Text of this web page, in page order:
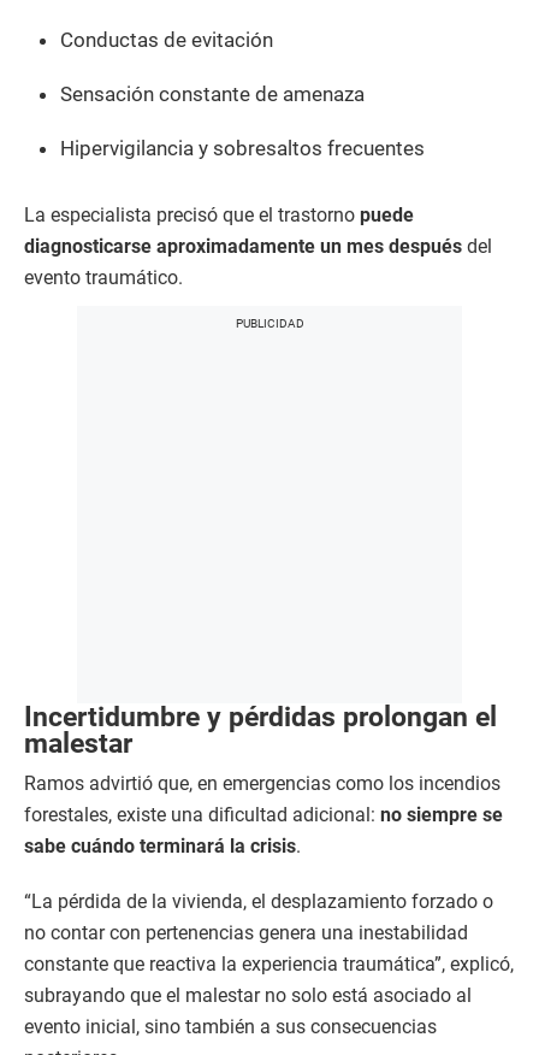
Conductas de evitación
Sensación constante de amenaza
Hipervigilancia y sobresaltos frecuentes
La especialista precisó que el trastorno puede
diagnosticarse aproximadamente un mes después del
evento traumático.
Incertidumbre y pérdidas prolongan el
malestar
Ramos advirtió que, en emergencias como los incendios
forestales, existe una dificultad adicional: no siempre se
sabe cuándo terminará la crisis.
“La pérdida de la vivienda, el desplazamiento forzado o
no contar con pertenencias genera una inestabilidad
constante que reactiva la experiencia traumática”, explicó,
subrayando que el malestar no solo está asociado al
evento inicial, sino también a sus consecuencias